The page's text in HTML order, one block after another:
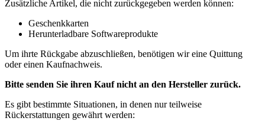
Zusätzliche Artikel, die nicht zurückgegeben werden können:
Geschenkkarten
Herunterladbare Softwareprodukte
Um ihrte Rückgabe abzuschließen, benötigen wir eine Quittung
oder einen Kaufnachweis.
Bitte senden Sie ihren Kauf nicht an den Hersteller zurück.
Es gibt bestimmte Situationen, in denen nur teilweise
Rückerstattungen gewährt werden: